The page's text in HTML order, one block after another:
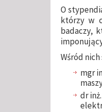
O
którzy w
badaczy,
Wśród
mgr
dr